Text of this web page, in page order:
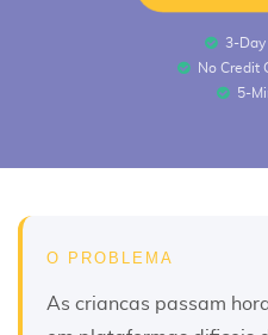
3-Day
No Credit
5-
O PROBLEMA
As criancas passam